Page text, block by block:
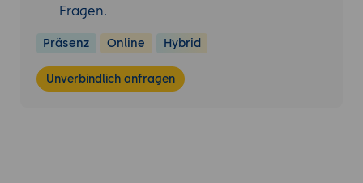
Fragen.
Präsenz Online Hybrid
Unverbindlich anfragen